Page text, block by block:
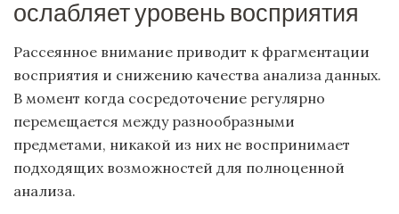
ослабляет уровень восприятия
Рассеянное внимание приводит к фрагментации
восприятия и снижению качества анализа данных.
В момент когда сосредоточение регулярно
перемещается между разнообразными
предметами, никакой из них не воспринимает
подходящих возможностей для полноценной
анализа.